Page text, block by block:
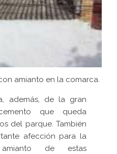
amianto en la comarca.
además, de la gran
que queda
del parque. También
afección para la
de estas